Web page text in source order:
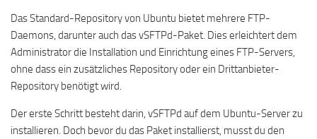
Das Standard-Repository von Ubuntu bietet mehrere FTP-
Daemons, darunter auch das vSFTPd-Paket. Dies erleichtert dem
Administrator die Installation und Einrichtung eines FTP-Servers,
ohne dass ein zusätzliches Repository oder ein Drittanbieter-
Repository benötigt wird.
Der erste Schritt besteht darin, vSFTPd auf dem Ubuntu-Server zu
installieren. Doch bevor du das Paket installierst, musst du den